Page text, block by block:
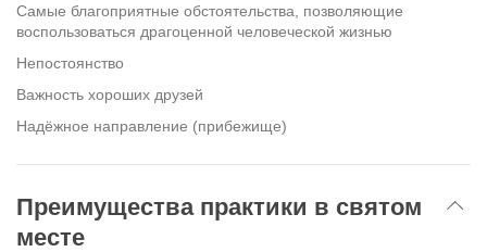
Самые благоприятные обстоятельства, позволяющие
воспользоваться драгоценной человеческой жизнью
Непостоянство
Важность хороших друзей
Надёжное направление (прибежище)
Преимущества практики в святом
месте